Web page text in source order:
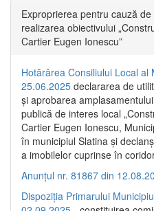
Exproprierea pentru cauză
realizarea obiectivului
Cartier Eugen Ionescu”
Hotărârea Consiliului Local al
25.06.2025 declararea de
și aprobarea
publică de interes local
Cartier Eugen Ionescu,
în municipiul Slatina și
a imobilelor cuprinse în
Anunțul nr. 81867 din
Dispoziția Primarului